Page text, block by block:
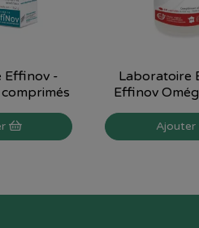
Effinov -
Laboratoire
Effinov
Ajouter